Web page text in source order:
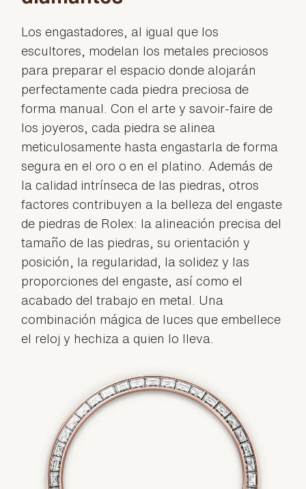
Los engastadores, al igual que los
escultores, modelan los metales preciosos
para preparar el espacio donde alojarán
perfectamente cada piedra preciosa de
forma manual. Con el arte y savoir-faire de
los joyeros, cada piedra se alinea
meticulosamente hasta engastarla de forma
segura en el oro o en el platino. Además de
la calidad intrínseca de las piedras, otros
factores contribuyen a la belleza del engaste
de piedras de Rolex: la alineación precisa del
tamaño de las piedras, su orientación y
posición, la regularidad, la solidez y las
proporciones del engaste, así como el
acabado del trabajo en metal. Una
combinación mágica de luces que embellece
el reloj y hechiza a quien lo lleva.